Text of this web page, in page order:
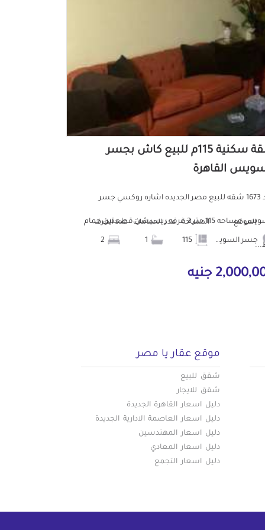
شقة سكنية 115م للبيع كاش بجسر
القاهرة
كود 1673 شقه للبيع مصر الجديده اشاره روكسي جسر
السويس مساحه 115 متر 2 غرفه ريسبشن قطعتين حمام الموقع
جسر السويس
المساحة عدد الحمامات عدد الغرف
جنيه
موقع عقار يا مصر
شقق للبيع
شقق للايجار
دليل اسعار القاهرة الجديدة
دليل اسعار العاصمة الادارية الجديدة
دليل اسعار المهندسين
دليل اسعار المعادي
دليل اسعار التجمع